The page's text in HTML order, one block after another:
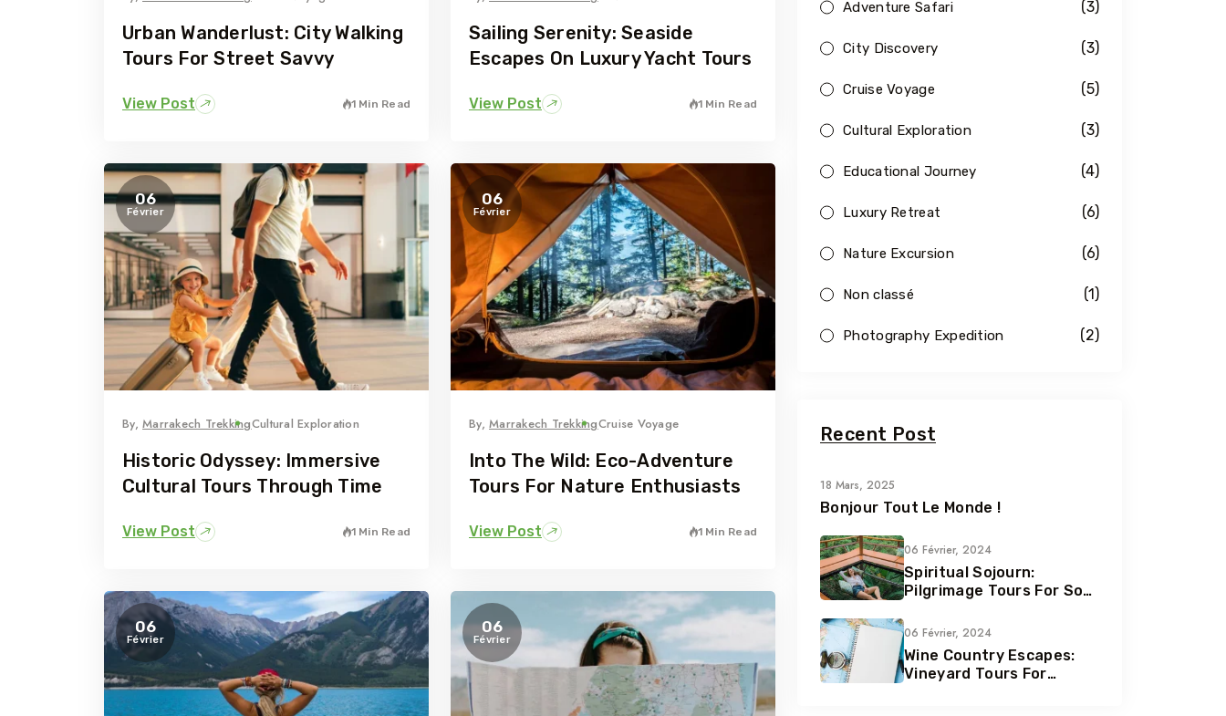
Urban Wanderlust: City Walking
Tours For Street Savvy
View Post 1 Min Read
Sailing Serenity: Seaside
Escapes On Luxury Yacht Tours
View Post 1 Min Read
06
Février
By,Marrakech TrekkingCultural Exploration
Historic Odyssey: Immersive
Cultural Tours Through Time
View Post 1 Min Read
06
Février
By,Marrakech TrekkingCruise Voyage
Into The Wild: Eco-Adventure
Tours For Nature Enthusiasts
View Post 1 Min Read
06
Février
06
Février
Adventure Safari (3)
City Discovery (3)
Cruise Voyage (5)
Cultural Exploration (3)
Educational Journey (4)
Luxury Retreat (6)
Nature Excursion (6)
Non classé (1)
Photography Expedition (2)
Recent Post
18 Mars, 2025
Bonjour Tout Le Monde !
06 Février, 2024
Spiritual Sojourn:
Pilgrimage Tours For Soul
06 Février, 2024
Wine Country Escapes:
Vineyard Tours For